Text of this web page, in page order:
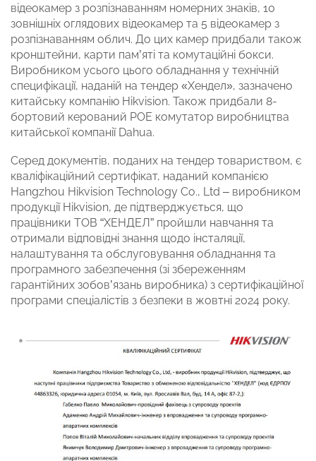
відеокамер з розпізнаванням номерних знаків, 10
зовнішніх оглядових відеокамер та 5 відеокамер з
розпізнаванням облич. До цих камер придбали також
кронштейни, карти пам’яті та комутаційні бокси.
Виробником усього цього обладнання у технічній
специфікації, наданій на тендер «Хендел», зазначено
китайську компанію Hikvision. Також придбали 8-
бортовий керований РОЕ комутатор виробництва
китайської компанії Dahua.
Серед документів, поданих на тендер товариством, є
кваліфікаційний сертифікат, наданий компанією
Hangzhou Hikvision Technology Co., Ltd – виробником
продукції Hikvision, де підтверджується, що
працівники ТОВ “ХЕНДЕЛ” пройшли навчання та
отримали відповідні знання щодо інсталяції,
налаштування та обслуговування обладнання та
програмного забезпечення (зі збереженням
гарантійних зобов’язань виробника) з сертифікаційної
програми спеціалістів з безпеки в жовтні 2024 року.